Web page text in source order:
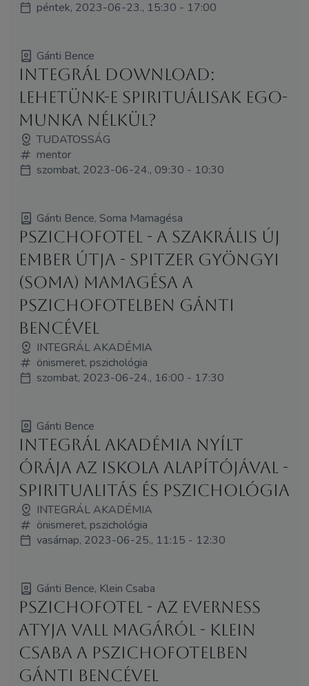
péntek, 2023-06-23., 15:30 - 17:00
Gánti Bence
Integrál download:
lehetünk-e spirituálisak ego-
munka nélkül?
TUDATOSSÁG
mentor
szombat, 2023-06-24., 09:30 - 10:30
Gánti Bence, Soma Mamagésa
Pszichofotel - A SZAKRÁLIS ÚJ
EMBER ÚTJA - Spitzer Gyöngyi
(Soma) Mamagésa a
Pszichofotelben Gánti
Bencével
INTEGRÁL AKADÉMIA
önismeret, pszichológia
szombat, 2023-06-24., 16:00 - 17:30
Gánti Bence
Integrál Akadémia nyílt
órája az iskola alapítójával -
Spiritualitás és pszichológia
INTEGRÁL AKADÉMIA
önismeret, pszichológia
vasárnap, 2023-06-25., 11:15 - 12:30
Gánti Bence, Klein Csaba
Pszichofotel - AZ EVERNESS
ATYJA VALL MAGÁRÓL - Klein
Csaba a Pszichofotelben
Gánti Bencével